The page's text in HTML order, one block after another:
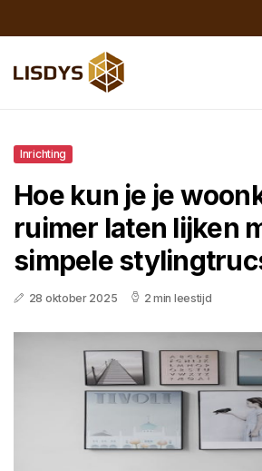
Inrichting
Hoe kun je je
ruimer laten lijken
simpele
28 oktober 2025 2 min leestijd